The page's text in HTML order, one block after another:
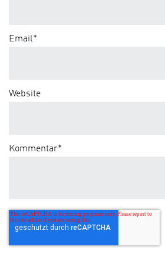
Email*
Website
Kommentar*